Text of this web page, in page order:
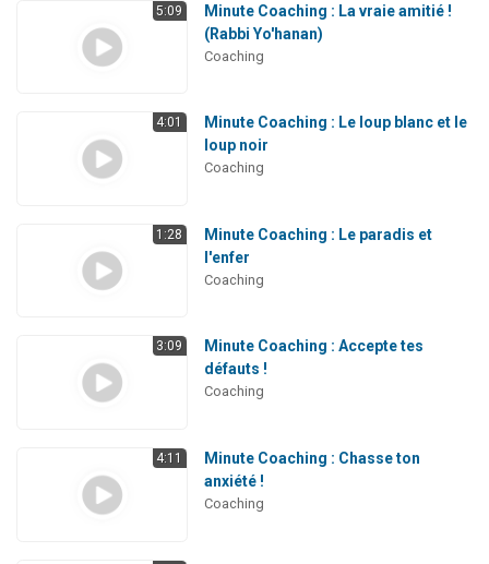
5:09
Minute Coaching : La vraie amitié !
(Rabbi Yo'hanan)
Coaching
4:01
Minute Coaching : Le loup blanc et le
loup noir
Coaching
1:28
Minute Coaching : Le paradis et
l'enfer
Coaching
3:09
Minute Coaching : Accepte tes
défauts !
Coaching
4:11
Minute Coaching : Chasse ton
anxiété !
Coaching